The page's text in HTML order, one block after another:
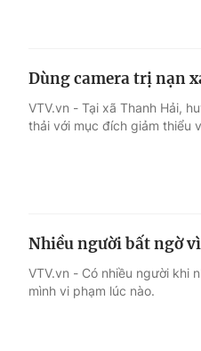
Dùng camera trị nạn
VTV.vn - Tại xã Thanh Hải,
thải với mục đích giảm thiểu
Nhiều người bất ngờ
VTV.vn - Có nhiều người khi
mình vi phạm lúc nào.